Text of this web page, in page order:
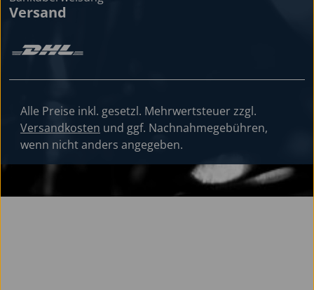
Versand
Alle Preise inkl. gesetzl. Mehrwertsteuer zzgl.
Versandkosten und ggf. Nachnahmegebühren,
wenn nicht anders angegeben.